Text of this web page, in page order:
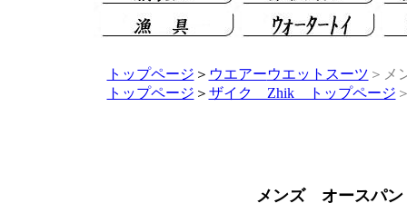
トップページ ＞ ウエアーウエットスーツ ＞
トップページ ＞ ザイク Zhik トップページ
メンズ オースパ